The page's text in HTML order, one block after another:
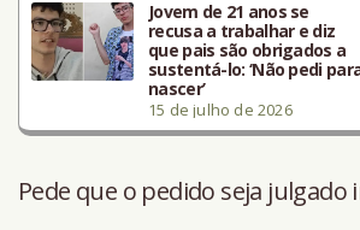
Jovem de 21 anos se
recusa a trabalhar e diz
que pais são obrigados a
sustentá-lo: ‘Não pedi
nascer’
15 de julho de 2026
Pede que o pedido seja